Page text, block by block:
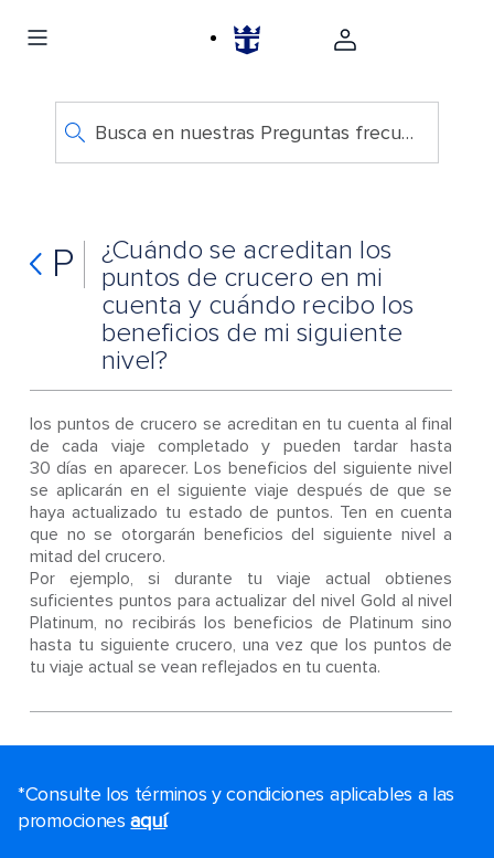
Busca en nuestras Preguntas frecuentes
P
¿Cuándo se acreditan los
puntos de crucero en mi
cuenta y cuándo recibo los
beneficios de mi siguiente
nivel?
los puntos de crucero se acreditan en tu cuenta al final
de cada viaje completado y pueden tardar hasta
30 días en aparecer. Los beneficios del siguiente nivel
se aplicarán en el siguiente viaje después de que se
haya actualizado tu estado de puntos. Ten en cuenta
que no se otorgarán beneficios del siguiente nivel a
mitad del crucero.
Por ejemplo, si durante tu viaje actual obtienes
suficientes puntos para actualizar del nivel Gold al nivel
Platinum, no recibirás los beneficios de Platinum sino
hasta tu siguiente crucero, una vez que los puntos de
tu viaje actual se vean reflejados en tu cuenta.
*Consulte los términos y condiciones aplicables a las
promocionesaquí.